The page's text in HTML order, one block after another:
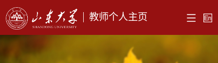
教师个人主页